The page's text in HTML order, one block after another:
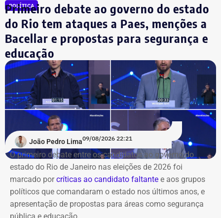
POLÍTICA
Primeiro debate ao governo do estado
do Rio tem ataques a Paes, menções a
Bacellar e propostas para segurança e
educação
João Pedro Lima09/08/2026 22:21
O primeiro debate entre os candidatos ao governo do
estado do Rio de Janeiro nas eleições de 2026 foi
marcado porcríticas ao candidato faltante e aos grupos
políticos que comandaram o estado nos últimos anos, e
apresentação de propostas para áreas como segurança